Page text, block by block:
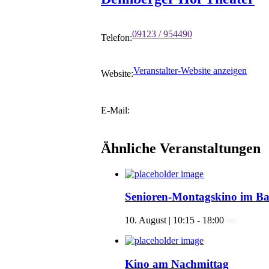
Telefon:09123 / 954490
Website:Veranstalter-Website anzeigen
E-Mail:
Ähnliche Veranstaltungen
Senioren-Montagskino im
10. August | 10:15 - 18:00
Kino am Nachmittag